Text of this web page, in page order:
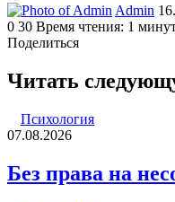
Admin
an
0 30 Время чтения: 1
Поделиться
через
электронную
Читать
Психология
07.08.2026
Без права на